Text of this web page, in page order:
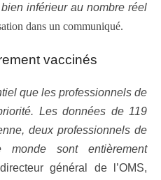
inférieur au nombre réel
dans un communiqué.
vaccinés
que les professionnels de
Les données de 119
deux professionnels de
sont entièrement
général de l’OMS,